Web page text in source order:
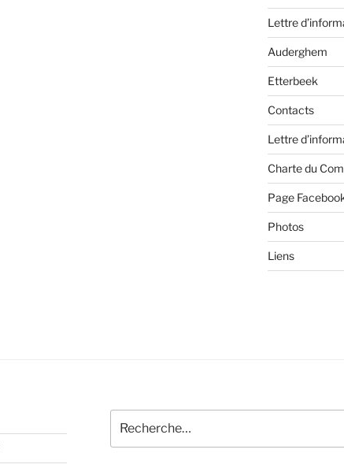
Lettre
Auderghem
Etterbeek
Contacts
Lettre
Charte du
Page
Photos
Liens
pour
: